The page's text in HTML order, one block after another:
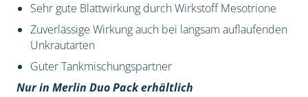
Sehr gute Blattwirkung durch Wirkstoff Mesotrione
Zuverlässige Wirkung auch bei langsam auflaufenden
Unkrautarten
Guter Tankmischungspartner
Nur in Merlin Duo Pack erhältlich